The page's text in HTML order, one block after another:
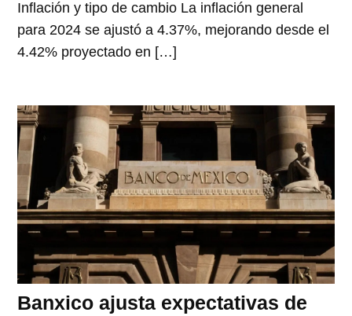
Inflación y tipo de cambio La inflación general
para 2024 se ajustó a 4.37%, mejorando desde el
4.42% proyectado en […]
Banxico ajusta expectativas de